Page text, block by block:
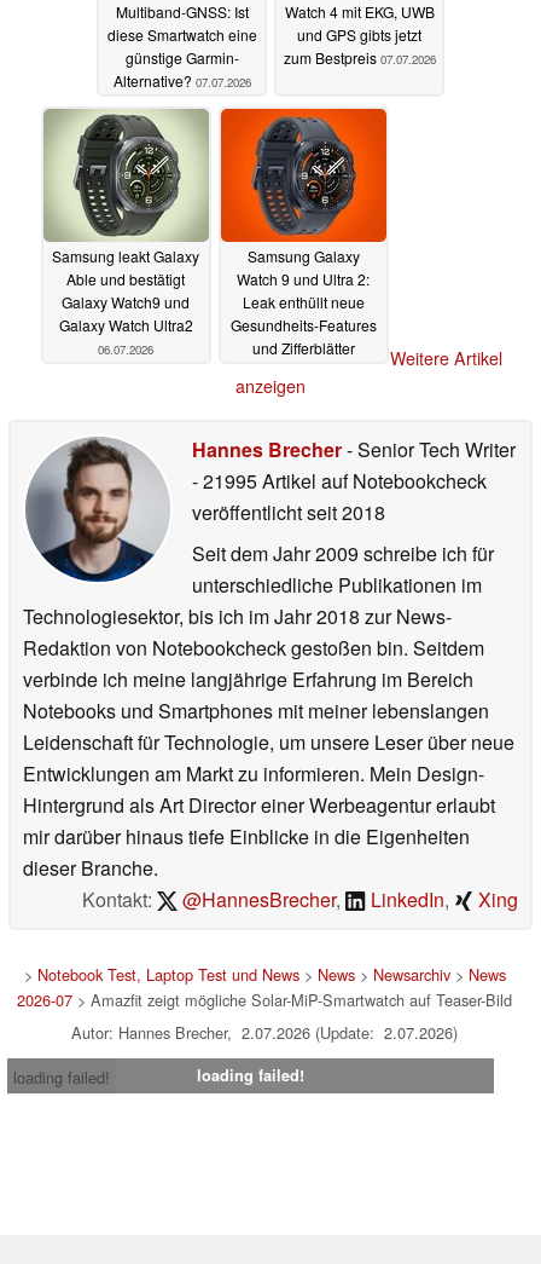
Multiband-GNSS: Ist
diese Smartwatch eine
günstige Garmin-
Alternative? 07.07.2026
Watch 4 mit EKG, UWB
und GPS gibts jetzt
zum Bestpreis 07.07.2026
Samsung leakt Galaxy
Able und bestätigt
Galaxy Watch9 und
Galaxy Watch Ultra2
06.07.2026
Samsung Galaxy
Watch 9 und Ultra 2:
Leak enthüllt neue
Gesundheits-Features
und Zifferblätter
Weitere Artikel
anzeigen
Hannes Brecher- Senior Tech Writer
- 21995 Artikel auf Notebookcheck
veröffentlichtseit 2018
Seit dem Jahr 2009 schreibe ich für
unterschiedliche Publikationen im
Technologiesektor, bis ich im Jahr 2018 zur News-
Redaktion von Notebookcheck gestoßen bin. Seitdem
verbinde ich meine langjährige Erfahrung im Bereich
Notebooks und Smartphones mit meiner lebenslangen
Leidenschaft für Technologie, um unsere Leser über neue
Entwicklungen am Markt zu informieren. Mein Design-
Hintergrund als Art Director einer Werbeagentur erlaubt
mir darüber hinaus tiefe Einblicke in die Eigenheiten
dieser Branche.
Kontakt:
@HannesBrecher, LinkedIn, Xing
> Notebook Test, Laptop Test und News> News> Newsarchiv> News
2026-07 > Amazfit zeigt mögliche Solar-MiP-Smartwatch auf Teaser-Bild
Autor: Hannes Brecher, 2.07.2026 (Update: 2.07.2026)
loading failed!
loading failed!